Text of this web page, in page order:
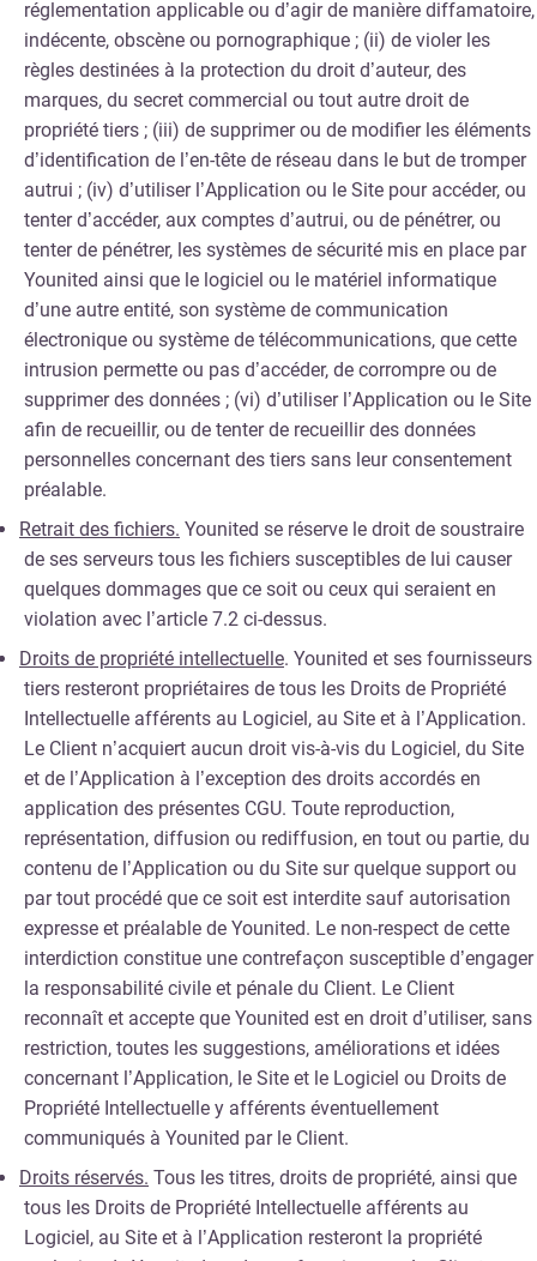
réglementation applicable ou d’agir de manière diffamatoire,
indécente, obscène ou pornographique ; (ii) de violer les
règles destinées à la protection du droit d’auteur, des
marques, du secret commercial ou tout autre droit de
propriété tiers ; (iii) de supprimer ou de modifier les éléments
d’identification de l’en-tête de réseau dans le but de tromper
autrui ; (iv) d’utiliser l’Application ou le Site pour accéder, ou
tenter d’accéder, aux comptes d’autrui, ou de pénétrer, ou
tenter de pénétrer, les systèmes de sécurité mis en place par
Younited ainsi que le logiciel ou le matériel informatique
d’une autre entité, son système de communication
électronique ou système de télécommunications, que cette
intrusion permette ou pas d’accéder, de corrompre ou de
supprimer des données ; (vi) d’utiliser l’Application ou le Site
afin de recueillir, ou de tenter de recueillir des données
personnelles concernant des tiers sans leur consentement
préalable.
Retrait des fichiers. Younited se réserve le droit de soustraire
de ses serveurs tous les fichiers susceptibles de lui causer
quelques dommages que ce soit ou ceux qui seraient en
violation avec l’article 7.2 ci-dessus.
Droits de propriété intellectuelle. Younited et ses fournisseurs
tiers resteront propriétaires de tous les Droits de Propriété
Intellectuelle afférents au Logiciel, au Site et à l’Application.
Le Client n’acquiert aucun droit vis-à-vis du Logiciel, du Site
et de l’Application à l’exception des droits accordés en
application des présentes CGU. Toute reproduction,
représentation, diffusion ou rediffusion, en tout ou partie, du
contenu de l’Application ou du Site sur quelque support ou
par tout procédé que ce soit est interdite sauf autorisation
expresse et préalable de Younited. Le non-respect de cette
interdiction constitue une contrefaçon susceptible d’engager
la responsabilité civile et pénale du Client. Le Client
reconnaît et accepte que Younited est en droit d’utiliser, sans
restriction, toutes les suggestions, améliorations et idées
concernant l’Application, le Site et le Logiciel ou Droits de
Propriété Intellectuelle y afférents éventuellement
communiqués à Younited par le Client.
Droits réservés. Tous les titres, droits de propriété, ainsi que
tous les Droits de Propriété Intellectuelle afférents au
Logiciel, au Site et à l’Application resteront la propriété